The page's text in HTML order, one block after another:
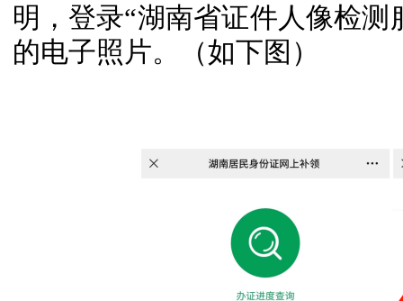
明，登录“湖南省证件人像检
的电子照片。（如下图）